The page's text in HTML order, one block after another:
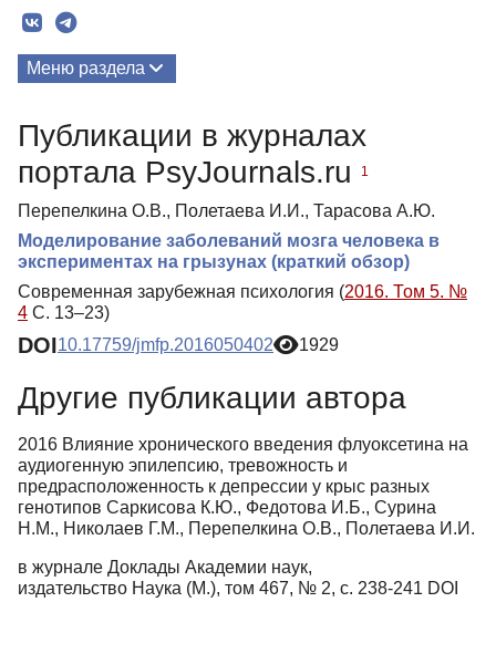
Меню раздела
Биография
Публикации в журналах
портала PsyJournals.ru
1
Перепелкина О.В., Полетаева И.И., Тарасова А.Ю.
Моделирование заболеваний мозга человека в
экспериментах на грызунах (краткий обзор)
Современная зарубежная психология (2016. Том 5. №
4 С. 13–23)
DOI10.17759/jmfp.2016050402 1929
Другие публикации автора
2016 Влияние хронического введения флуоксетина на
аудиогенную эпилепсию, тревожность и
предрасположенность к депрессии у крыс разных
генотипов Саркисова К.Ю., Федотова И.Б., Сурина
Н.М., Николаев Г.М., Перепелкина О.В., Полетаева И.И.
в журнале Доклады Академии наук,
издательство Наука (М.), том 467, № 2, с. 238-241 DOI